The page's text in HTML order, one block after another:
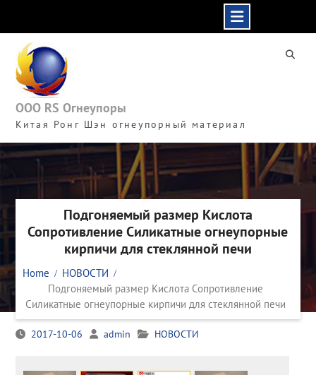
content
ООО RS Огнеупоры
Китая Ронг Шэн огнеупорный материал
Подгоняемый размер Кислота
Сопротивление Силикатные огнеупорные
кирпичи для стеклянной печи
Home
НОВОСТИ
Подгоняемый размер Кислота Сопротивление
Силикатные огнеупорные кирпичи для стеклянной печи
2017-10-06 admin НОВОСТИ